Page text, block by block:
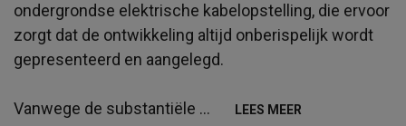
ondergrondse elektrische kabelopstelling, die ervoor
zorgt dat de ontwikkeling altijd onberispelijk wordt
gepresenteerd en aangelegd.
Vanwege de substantiële ... LEES MEER